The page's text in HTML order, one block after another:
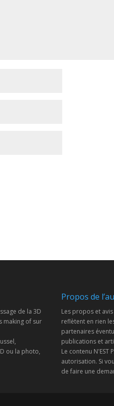
de la 3D
making of sur
ou la photo,
Propos de
Les propos et
reflètent en rien
partenaires
publications et
Le contenu N'EST
autorisation. Si
de faire une